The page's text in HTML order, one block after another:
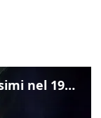
Ecco il tanko usato dai Serenissimi nel 1997 per il blitz a San Marco